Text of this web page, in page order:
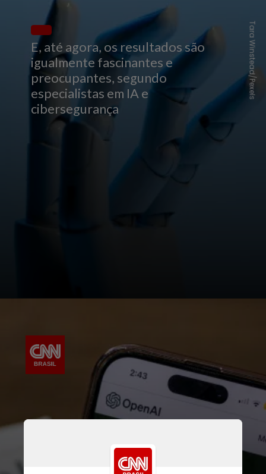
E, até agora, os resultados são
igualmente fascinantes e
preocupantes, segundo
especialistas em IA e
cibersegurança
Tara Winstead/Pexels